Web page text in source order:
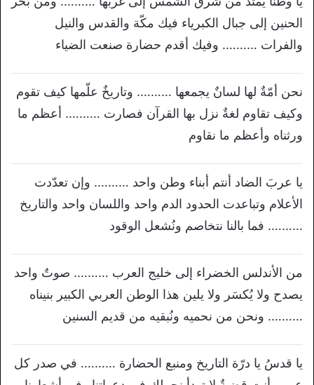
الحنين إلى جبال الكبرياء فيك مكّة والقدس والنيل
والفرات ………. وفيك أقدم حضارة صنعت الضياء
نحن أمّةٌ لها لسانٌ يجمعها ………. وتاريخٌ علّمها كيف تقوم
وكيف تقاوم لغةٌ نزل بها القرآن فصارت ………. أعظم ما
ورثناه وأعظم ما نقاوم
يا عربَ الضاد أنتم أبناء وطن واحد ………. وإن تعدّدت
الأعلام وتباعدت الحدود الدم واحد واللسان واحد والتاريخ
………. فما بالنا نتخاصم ونُشعل الوقود
من الأندلس الخضراء إلى خليج العرب ………. صوتٌ واحد
يصدح ولا يُكسَر ولا يلين هذا الوطن العربي الكبير بنيناه
………. ونحن من نحميه ونُبقيه من قديم السنين
يا قدسُ يا درّة التاريخ ومنبع الحضارة ………. في صدر كل